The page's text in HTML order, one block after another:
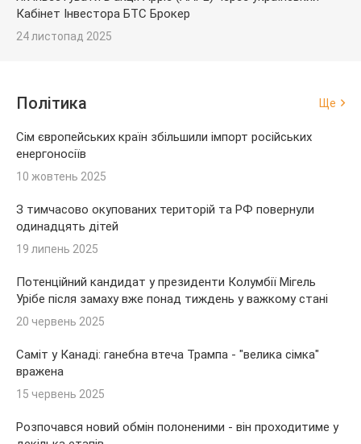
Кабінет Інвестора БТС Брокер
24 листопад 2025
Політика Ще
Сім європейських країн збільшили імпорт російських
енергоносіїв
10 жовтень 2025
З тимчасово окупованих територій та РФ повернули
одинадцять дітей
19 липень 2025
Потенційний кандидат у президенти Колумбії Мігель
Урібе після замаху вже понад тиждень у важкому стані
20 червень 2025
Саміт у Канаді: ганебна втеча Трампа - "велика сімка"
вражена
15 червень 2025
Розпочався новий обмін полоненими - він проходитиме у